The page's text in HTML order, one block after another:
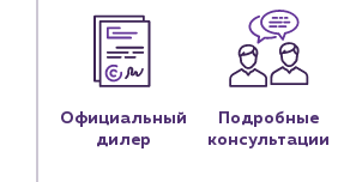
Новости
Личный кабинет
Официальный
дилер
Подробные
консультации